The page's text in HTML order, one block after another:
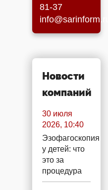
81-37
Новости
компаний
30 июля
2026, 10:40
Эзофагоскопия
у детей: что
это за
процедура